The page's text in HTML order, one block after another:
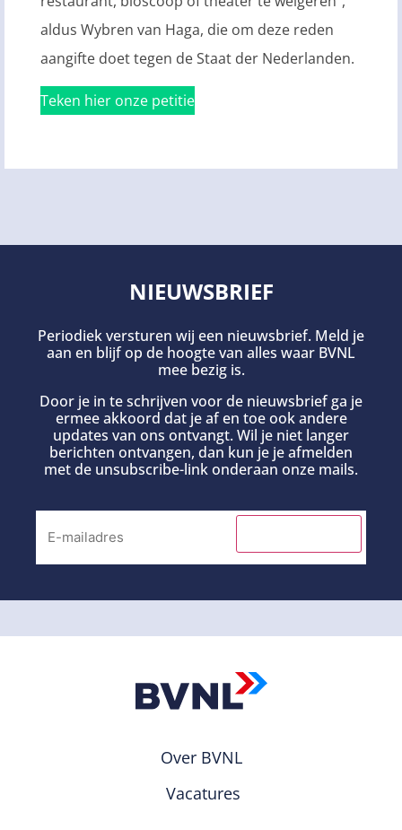
aldus Wybren van Haga, die om deze reden
aangifte doet tegen de Staat der Nederlanden.
Teken hier onze petitie
NIEUWSBRIEF
Periodiek versturen wij een nieuwsbrief. Meld je
aan en blijf op de hoogte van alles waar BVNL
mee bezig is.
Door je in te schrijven voor de nieuwsbrief ga je
ermee akkoord dat je af en toe ook andere
updates van ons ontvangt. Wil je niet langer
berichten ontvangen, dan kun je je afmelden
met de unsubscribe-link onderaan onze mails.
Over BVNL
Vacatures